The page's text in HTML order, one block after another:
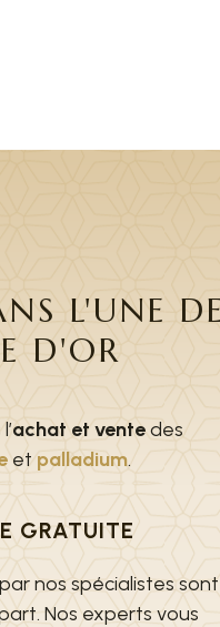
L'UNE DE
D'OR
achat et ventedes
et palladium.
GRATUITE
nos spécialistes sont
Nos experts vous